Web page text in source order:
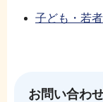
子ども・若
お問い合わ